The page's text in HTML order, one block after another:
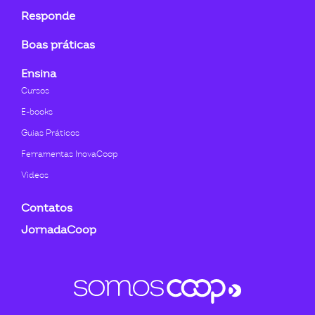
Responde
Boas práticas
Ensina
Cursos
E-books
Guias Práticos
Ferramentas InovaCoop
Videos
Contatos
JornadaCoop